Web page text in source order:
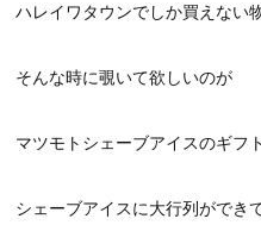
ハレイワタウンでしか買えない
そんな時に覗いて欲しいのが
マツモトシェーブアイスのギフ
シェーブアイスに大行列ができ